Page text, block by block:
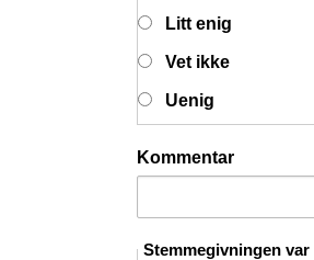
Litt enig
Vet ikke
Uenig
Kommentar
Stemmegivningen